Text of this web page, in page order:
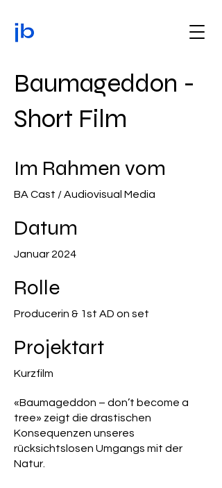
Baumageddon -
Short Film
Im Rahmen vom
BA Cast / Audiovisual Media
Datum
Januar 2024
Rolle
Producerin & 1st AD on set
Projektart
Kurzfilm
«Baumageddon – don’t become a
tree» zeigt die drastischen
Konsequenzen unseres
rücksichtslosen Umgangs mit der
Natur.